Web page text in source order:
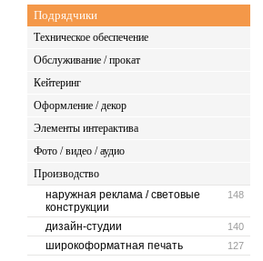
Подрядчики
Техническое обеспечение
Обслуживание / прокат
Кейтеринг
Оформление / декор
Элементы интерактива
Фото / видео / аудио
Производство
148
наружная реклама / световые
конструкции
140
дизайн-студии
127
широкоформатная печать